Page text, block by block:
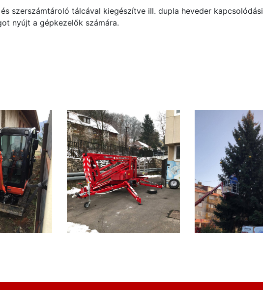
szerszámtároló tálcával kiegészítve ill. dupla heveder kapcsolódási
nyújt a gépkezelők számára.